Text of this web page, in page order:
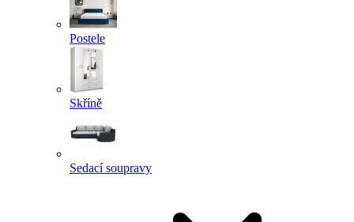
Postele
Skříně
Sedací soupravy